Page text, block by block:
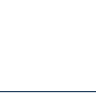
（千葉県・50代男性）